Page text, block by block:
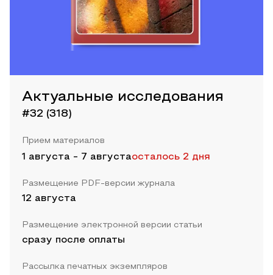
Актуальные исследования
#32 (318)
Прием материалов
1 августа - 7 августаосталось 2 дня
Размещение PDF-версии журнала
12 августа
Размещение электронной версии статьи
сразу после оплаты
Рассылка печатных экземпляров